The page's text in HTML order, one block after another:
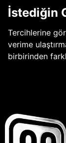
İstediğin
Tercihlerine
verime
birbirinden